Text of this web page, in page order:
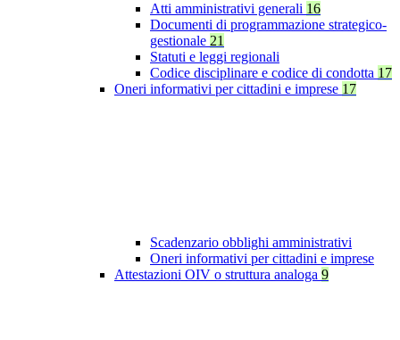
Atti amministrativi generali 16
Documenti di programmazione strategico-
gestionale 21
Statuti e leggi regionali
Codice disciplinare e codice di condotta 17
Oneri informativi per cittadini e imprese 17
Scadenzario obblighi amministrativi
Oneri informativi per cittadini e imprese
Attestazioni OIV o struttura analoga 9